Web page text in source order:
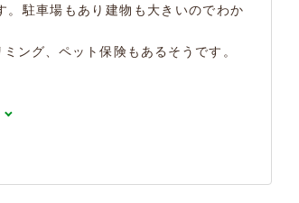
。駐車場もあり建物も大きいのでわか
ング、ペット保険もあるそうです。